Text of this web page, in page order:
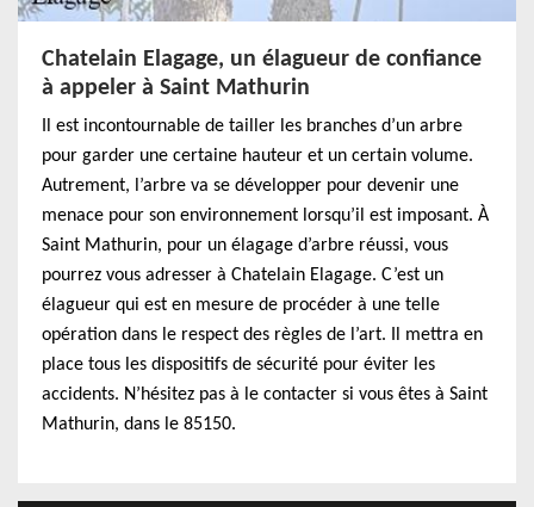
Chatelain Elagage, un élagueur de confiance
à appeler à Saint Mathurin
Il est incontournable de tailler les branches d’un arbre
pour garder une certaine hauteur et un certain volume.
Autrement, l’arbre va se développer pour devenir une
menace pour son environnement lorsqu’il est imposant. À
Saint Mathurin, pour un élagage d’arbre réussi, vous
pourrez vous adresser à Chatelain Elagage. C’est un
élagueur qui est en mesure de procéder à une telle
opération dans le respect des règles de l’art. Il mettra en
place tous les dispositifs de sécurité pour éviter les
accidents. N’hésitez pas à le contacter si vous êtes à Saint
Mathurin, dans le 85150.